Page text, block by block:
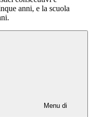
anni, e la scuola
Menu di